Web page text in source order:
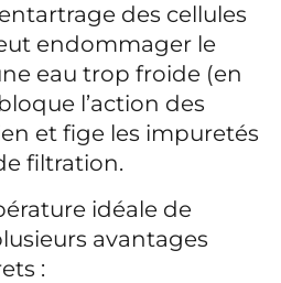
des cellules
endommager le
eau trop froide (en
l’action des
et fige les impuretés
filtration.
idéale de
avantages
: